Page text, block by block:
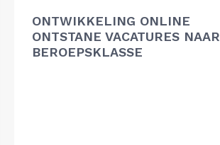
ONTWIKKELING ONLINE
ONTSTANE VACATURES NAAR
BEROEPSKLASSE